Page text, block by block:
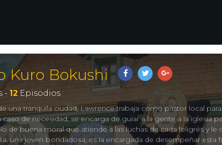
Kuro Bokushi
- 12 Episodios
una tranquila ciudad, Lawrence trabaja como pastor local
de necesidad, se encarga de guiar a la gente a la iglesia
de buena moral que atiende a las luchas de cada feligrés y le
una joven bondadosa, es la encargada de desempeñar esta